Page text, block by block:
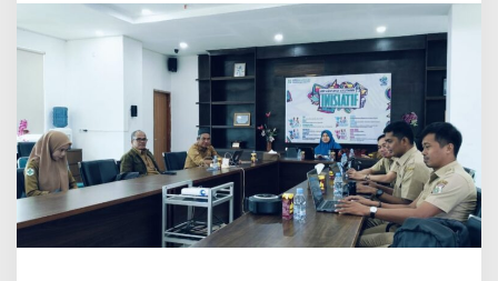
n
g
g
a
K
e
s
e
h